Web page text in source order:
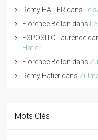
Rémy HATIER dans
Le
Florence Bellon dans
ESPOSITO Laurence
Hatier
Florence Bellon dans
Rémy Hatier dans
Mots Clés